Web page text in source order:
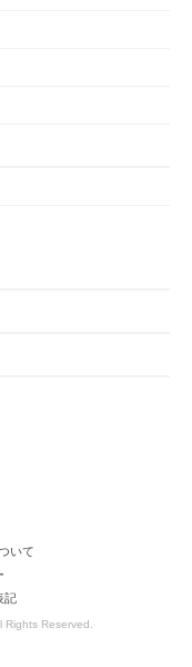
いて
記
Reserved.